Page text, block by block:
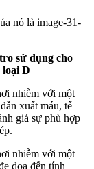
sử dụng cho
loại D
nhiễm với một
xuất máu, tế
giá sự phù hợp
nhiễm với một
dọa đến tính